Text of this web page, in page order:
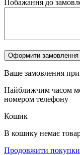
Побажання до
Ваше замовлення
Найближчим часом
номером телефону
Кошик
В кошику немає
Продовжити покупки